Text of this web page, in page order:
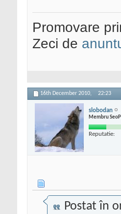
Promovare
Zeci de
16th December 2010, 22:23
slobodan
Membru
Reputatie:
Postat în